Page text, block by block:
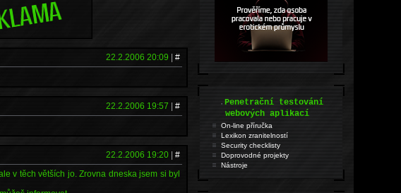
22.2.2006 20:09 |#
22.2.2006 19:57 |#
22.2.2006 19:20 |#
v těch větších jo. Zrovna dneska jsem si byl
.Penetrační testování
webových aplikací
On-line příručka
Lexikon zranitelností
Security checklisty
Doprovodné projekty
Nástroje